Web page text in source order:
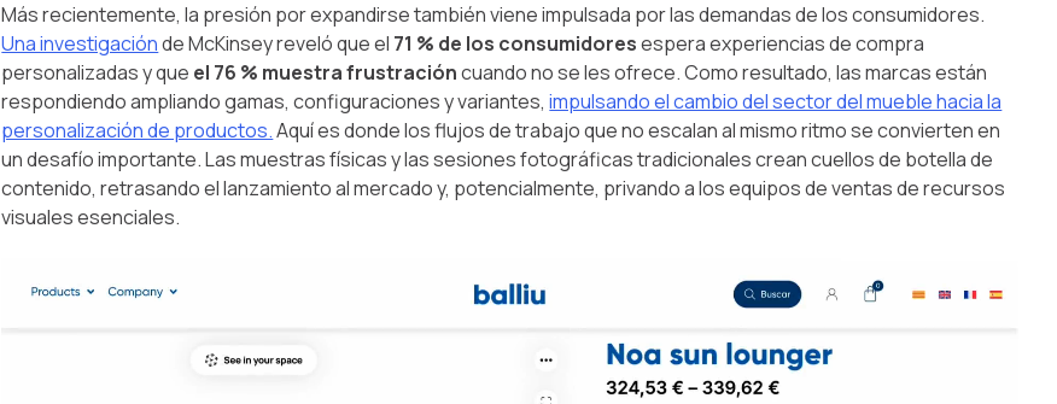
Más recientemente, la presión por expandirse también viene impulsada por las demandas de los consumidores.
Una investigaciónde McKinsey reveló que el 71 % de los consumidoresespera experiencias de compra
personalizadas y que el 76 % muestra frustracióncuando no se les ofrece. Como resultado, las marcas están
respondiendo ampliando gamas, configuraciones y variantes,impulsando el cambio del sector del mueble hacia la
personalización de productos.Aquí es donde los flujos de trabajo que no escalan al mismo ritmo se convierten en
un desafío importante. Las muestras físicas y las sesiones fotográficas tradicionales crean cuellos de botella de
contenido, retrasando el lanzamiento al mercado y, potencialmente, privando a los equipos de ventas de recursos
visuales esenciales.